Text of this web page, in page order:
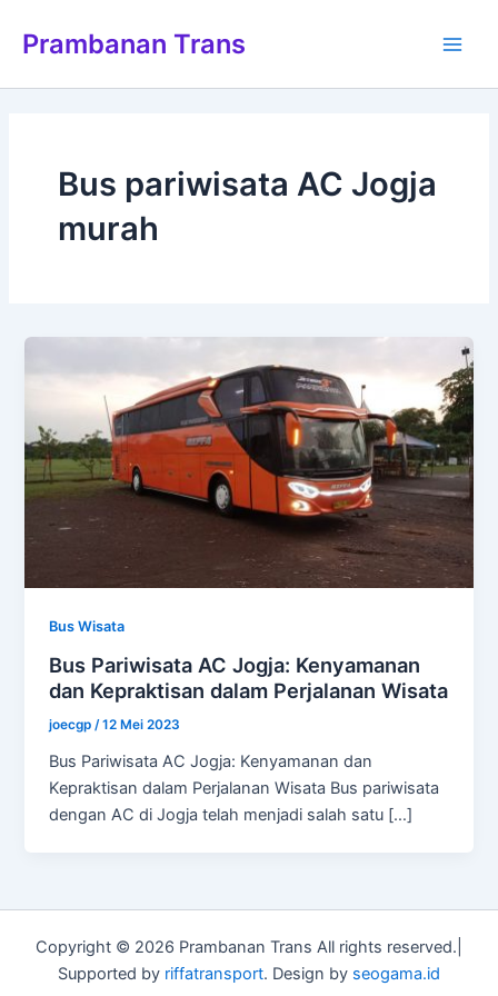
Prambanan Trans
Bus pariwisata AC Jogja
murah
Bus Wisata
Bus Pariwisata AC Jogja: Kenyamanan
dan Kepraktisan dalam Perjalanan Wisata
joecgp /12 Mei 2023
Bus Pariwisata AC Jogja: Kenyamanan dan
Kepraktisan dalam Perjalanan Wisata Bus pariwisata
dengan AC di Jogja telah menjadi salah satu […]
Copyright © 2026 Prambanan Trans All rights reserved.|
Supported by riffatransport. Design by seogama.id